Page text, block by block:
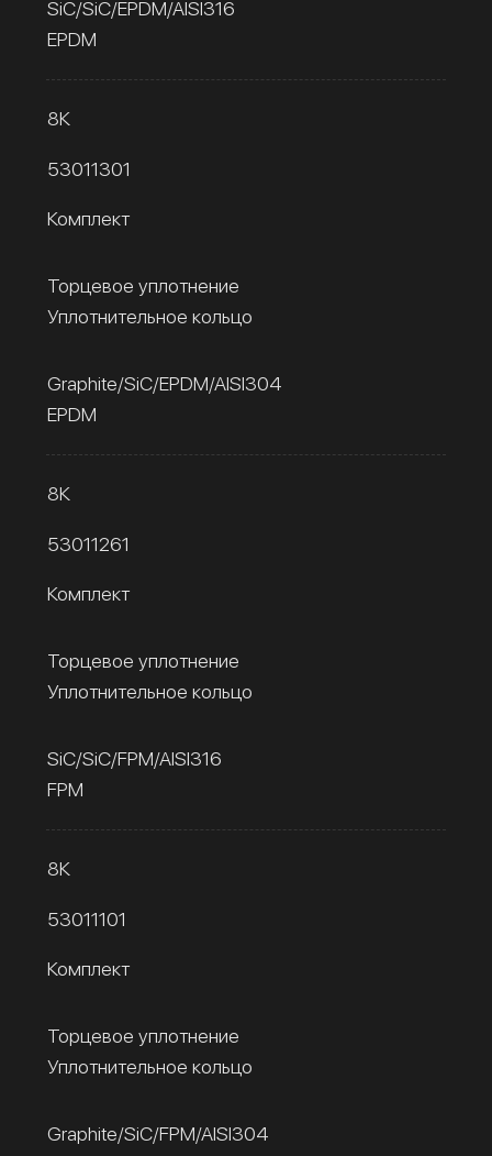
SiC/SiC/EPDM/AISI316
EPDM
8К
53011301
Комплект
Торцевое уплотнение
Уплотнительное кольцо
Graphite/SiC/EPDM/AISI304
EPDM
8К
53011261
Комплект
Торцевое уплотнение
Уплотнительное кольцо
SiC/SiC/FPM/AISI316
FPM
8К
53011101
Комплект
Торцевое уплотнение
Уплотнительное кольцо
Graphite/SiC/FPM/AISI304